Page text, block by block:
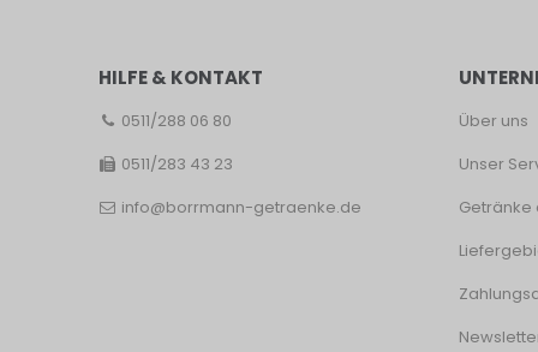
HILFE & KONTAKT
0511/288 06 80
0511/283 43 23
info@borrmann-getraenke.de
Über uns
Unser
Getränke